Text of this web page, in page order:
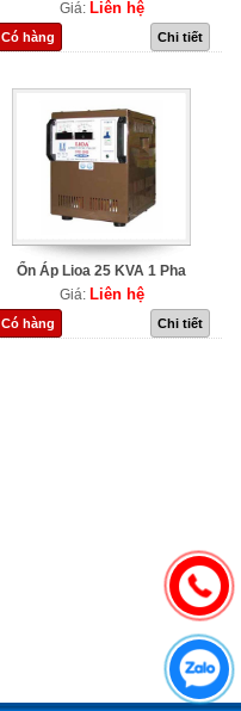
Giá: Liên hệ
Có hàng Chi tiết
Ổn Áp Lioa 25 KVA 1 Pha
Giá: Liên hệ
Có hàng Chi tiết